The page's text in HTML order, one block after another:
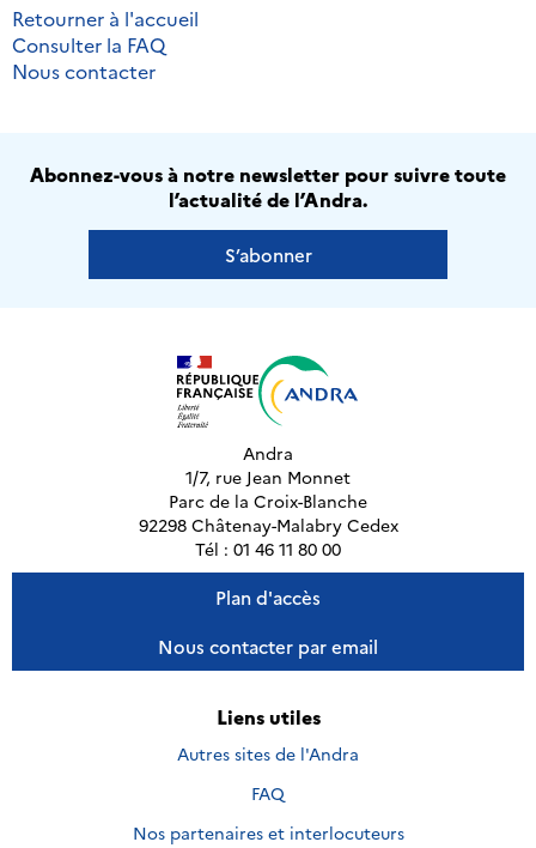
Retourner à l'accueil
Consulter la FAQ
Nous contacter
Abonnez-vous à notre newsletter pour suivre toute
l’actualité de l’Andra.
S’abonner
Andra
1/7, rue Jean Monnet
Parc de la Croix-Blanche
92298 Châtenay-Malabry Cedex
Tél : 01 46 11 80 00
Plan d'accès
Nous contacter par email
Liens utiles
Autres sites de l'Andra
FAQ
Nos partenaires et interlocuteurs